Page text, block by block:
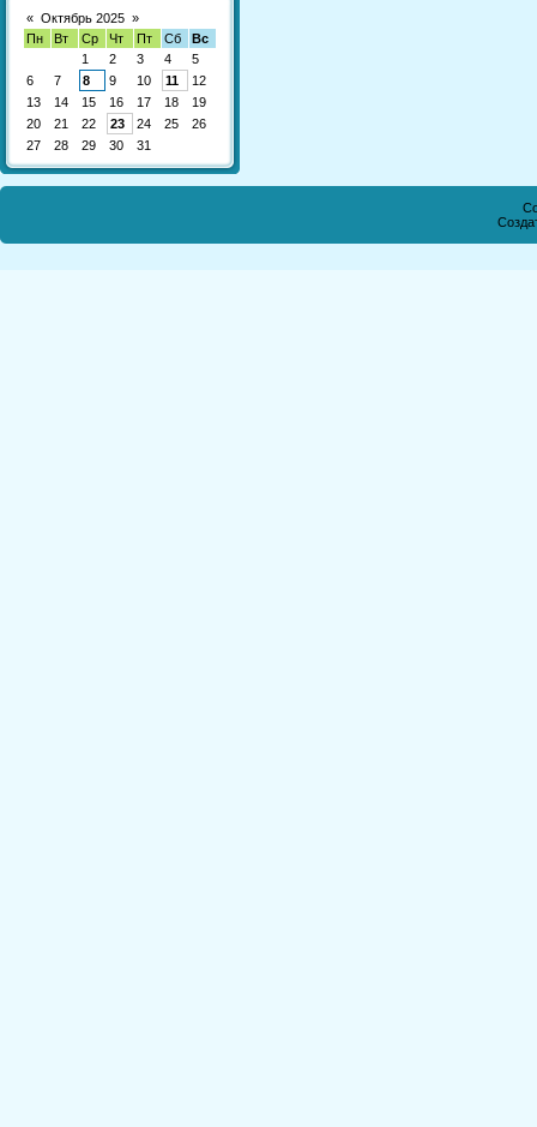
« Октябрь 2025 »
Пн
Вт Ср Чт Пт Сб
Вс
1
2 3 4
5
6
7 8 9 10 11
12
13
14 15 16 17 18
19
20
21 22 23 24 25
26
27
28 29 30 31